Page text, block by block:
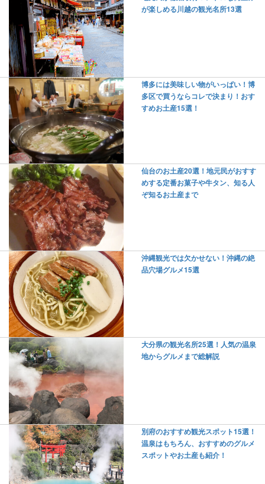
が楽しめる川越の観光名所13選
博多には美味しい物がいっぱい！博
多区で買うならコレで決まり！おす
すめお土産15選！
仙台のお土産20選！地元民がおすす
めする定番お菓子や牛タン、知る人
ぞ知るお土産まで
沖縄観光では欠かせない！沖縄の絶
品穴場グルメ15選
大分県の観光名所25選！人気の温泉
地からグルメまで総解説
別府のおすすめ観光スポット15選！
温泉はもちろん、おすすめのグルメ
スポットやお土産も紹介！